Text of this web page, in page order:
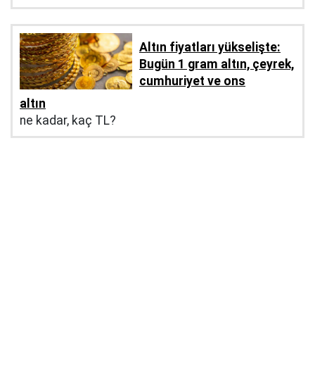
Altın fiyatları yükselişte:
Bugün 1 gram altın, çeyrek,
cumhuriyet ve ons
altın
ne kadar, kaç TL?